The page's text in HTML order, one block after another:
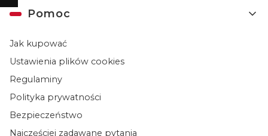
Linki w stopce
Pomoc
Jak kupować
Ustawienia plików cookies
Regulaminy
Polityka prywatności
Bezpieczeństwo
Najczęściej zadawane pytania